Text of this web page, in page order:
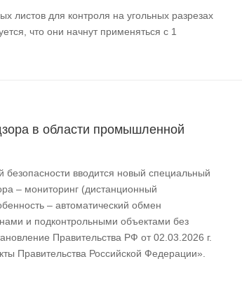
листов для контроля на угольных разрезах
что они начнут применяться с 1
в области промышленной
вводится новый специальный
– мониторинг (дистанционный
– автоматический обмен
и подконтрольными объектами без
Правительства РФ от 02.03.2026 г.
Правительства Российской Федерации».